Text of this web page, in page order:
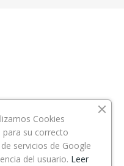
Cookies
para su correcto
servicios de Google
del usuario. Leer